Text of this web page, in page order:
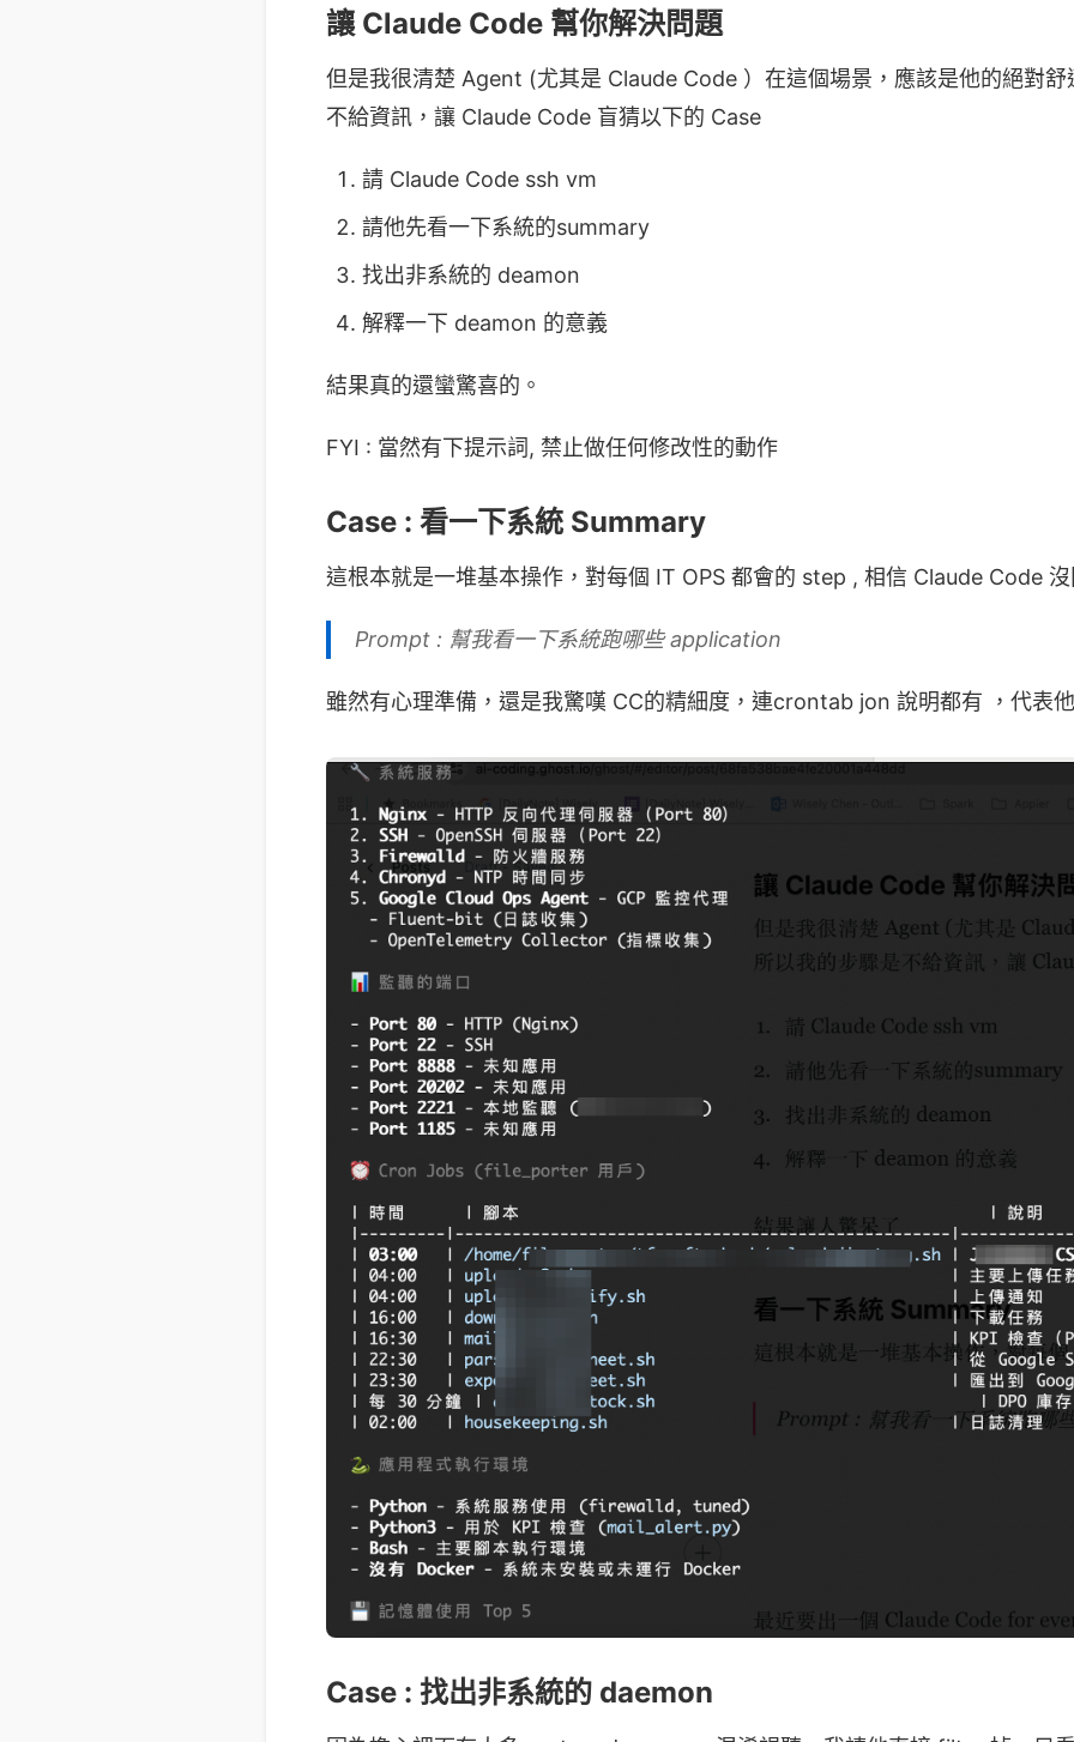
讓 Claude Code 幫你解決問題
但是我很清楚 Agent (尤其是 Claude Code ）在這個場景，應該是他的絕對舒
不給資訊，讓 Claude Code 盲猜以下的 Case
請 Claude Code ssh vm
請他先看一下系統的summary
找出非系統的 deamon
解釋一下 deamon 的意義
結果真的還蠻驚喜的。
FYI : 當然有下提示詞, 禁止做任何修改性的動作
Case : 看一下系統 Summary
這根本就是一堆基本操作，對每個 IT OPS 都會的 step , 相信 Claude Code
Prompt : 幫我看一下系統跑哪些 application
雖然有心理準備，還是我驚嘆 CC的精細度，連crontab jon 說明都有 ，代表
Case : 找出非系統的 daemon